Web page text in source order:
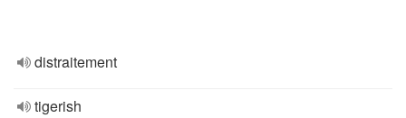
distraitement
tigerish